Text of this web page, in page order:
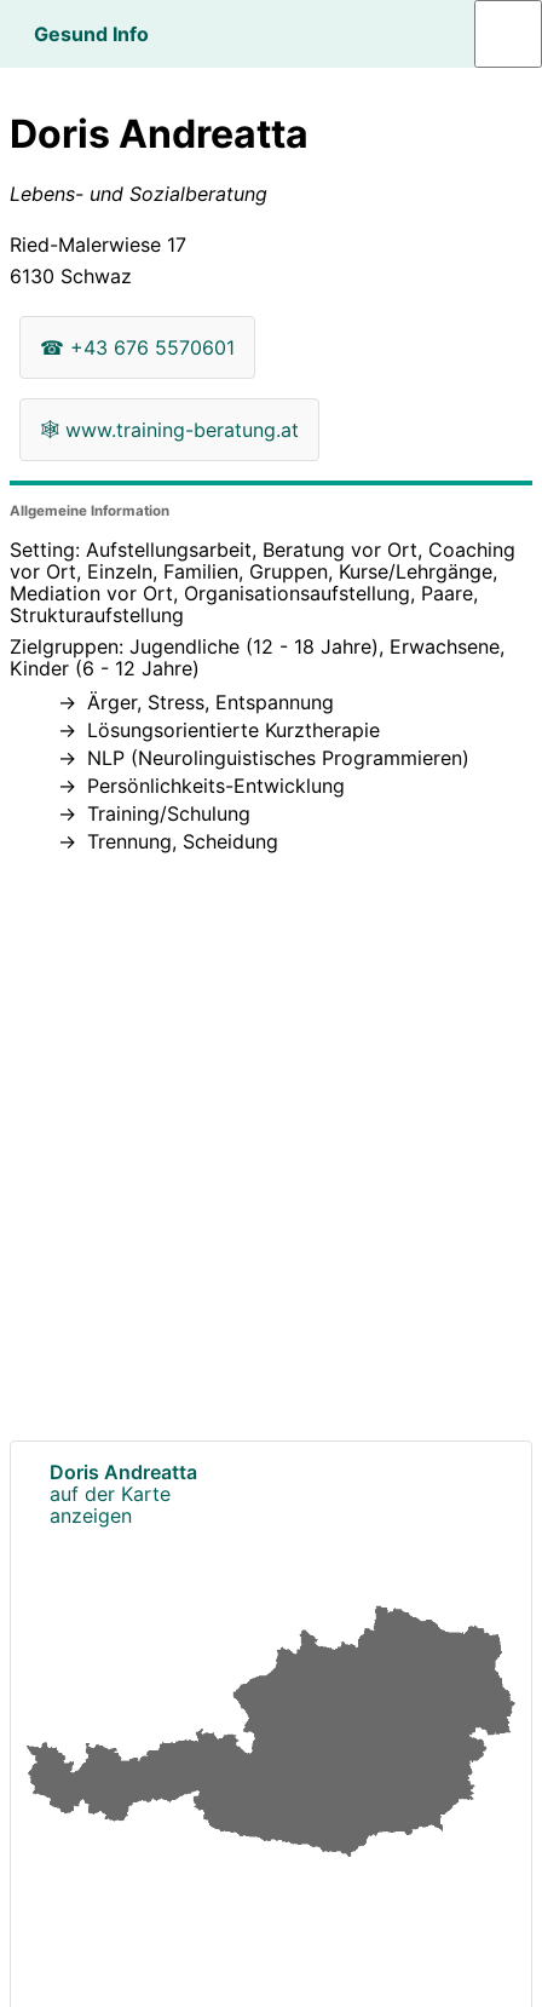
Gesund Info
Doris Andreatta
Lebens- und Sozialberatung
Ried-Malerwiese 17
6130 Schwaz
☎ +43 676 5570601
🕸 www.training-beratung.at
Allgemeine Information
Setting: Aufstellungsarbeit, Beratung vor Ort, Coaching
vor Ort, Einzeln, Familien, Gruppen, Kurse/Lehrgänge,
Mediation vor Ort, Organisationsaufstellung, Paare,
Strukturaufstellung
Zielgruppen: Jugendliche (12 - 18 Jahre), Erwachsene,
Kinder (6 - 12 Jahre)
Ärger, Stress, Entspannung
Lösungsorientierte Kurztherapie
NLP (Neurolinguistisches Programmieren)
Persönlichkeits-Entwicklung
Training/Schulung
Trennung, Scheidung
Doris Andreatta
auf der Karte
anzeigen